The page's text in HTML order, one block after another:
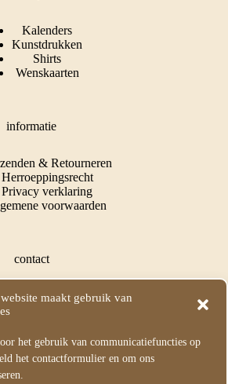
maakt gebruik van
het gebruik van communicatiefuncties op
het contactformulier en om ons
Kalenders
Kunstdrukken
Shirts
Wenskaarten
informatie
& Retourneren
Herroeppingsrecht
Privacy verklaring
voorwaarden
contact
Books Illustration
Nederland
(0) 615631595